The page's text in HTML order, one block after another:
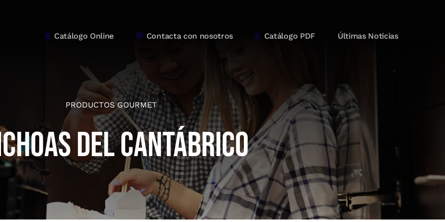
Catálogo Online Contacta con nosotros Catálogo PDF Últimas Noticias
PRODUCTOS GOURMET
del Cantábrico